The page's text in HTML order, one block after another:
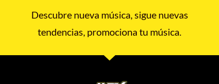
Descubre nueva música, sigue nuevas
tendencias, promociona tu música.